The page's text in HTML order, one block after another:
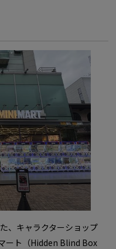
、キャラクターショップ
ート（Hidden Blind Box